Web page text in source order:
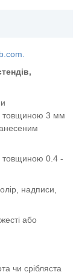
товщиною 3 мм
товщиною 0.4 -
надписи,
або
чи срібляста